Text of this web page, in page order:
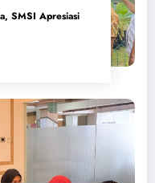
SMSI Apresiasi